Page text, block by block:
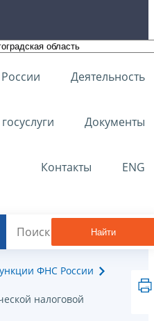
Деятельность
Документы
Контакты ENG
Найти
ФНС России
налоговой